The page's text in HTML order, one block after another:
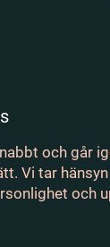
och går
Vi tar
och